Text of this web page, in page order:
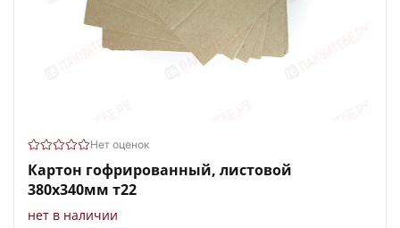
Нет оценок
Картон гофрированный, листовой
380х340мм т22
нет в наличии